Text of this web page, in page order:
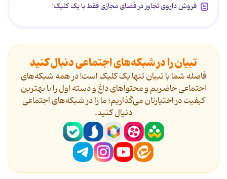
فروش داروی تجاوز در فضای مجازی فقط با یک کلیک!
تبیان را در شبکه‌های اجتماعی دنبال کنید
فاصله شما با تبیان تنها یک کلیک است! در همه شبکه‌های
اجتماعی حاضریم و محتواهای داغ و دسته اول را با بهترین
کیفیت در اختیارتان می‌گذاریم؛ ما را در شبکه‌های اجتماعی
دنیال کنید.